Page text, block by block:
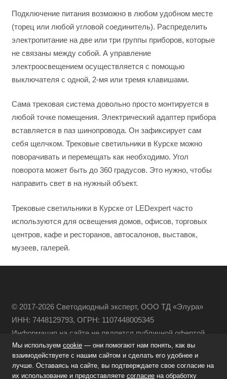
Подключение питания возможно в любом удобном месте
(торец или любой угловой соединитель). Распределить
электропитание на две или три группы приборов, которые
не связаны между собой. А управление
электроосвещением осуществляется с помощью
выключателя с одной, 2-мя или тремя клавишами.
Сама трековая система довольно просто монтируется в
любой точке помещения. Электрический адаптер прибора
вставляется в паз шинопровода. Он зафиксирует сам
себя щелчком. Трековые светильники в Курске можно
поворачивать и перемещать как необходимо. Угол
поворота может быть до 360 градусов. Это нужно, чтобы
направить свет в на нужный объект.
Трековые светильники в Курске от LEDexpert часто
используются для освещения домов, офисов, торговых
центров, кафе и ресторанов, автосалонов, выставок,
музеев, галерей.
© 2017-2026 Светодиодный эксперт, ООО ТД «Элура»
ИНН: 7448129793, ОГРН: 1107448005345
Информация на сайте не является публичной офертой
Политика конфиденциальности
Написать в WhatsApp
Мы используем cookie — они помогают нам понять, как вы
взаимодействуете с нашим сайтом и сделать его удобнее и
лучше. Оставаясь на сайте, вы подтверждаете свое согласие на
их использование и предоставляете согласие на обработку